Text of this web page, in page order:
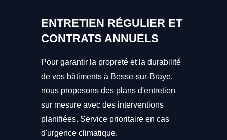
ENTRETIEN RÉGULIER ET
CONTRATS ANNUELS
Pour garantir la propreté et la durabilité
de vos bâtiments à Besse-sur-Braye,
nous proposons des plans d'entretien
sur mesure avec des interventions
planifiées. Service prioritaire en cas
d'urgence climatique.